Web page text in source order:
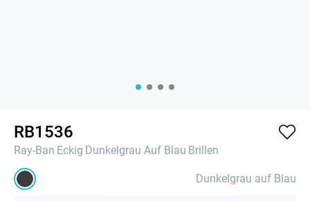
RB1536
Ray-Ban Eckig Dunkelgrau Auf Blau Brillen
Dunkelgrau auf Blau